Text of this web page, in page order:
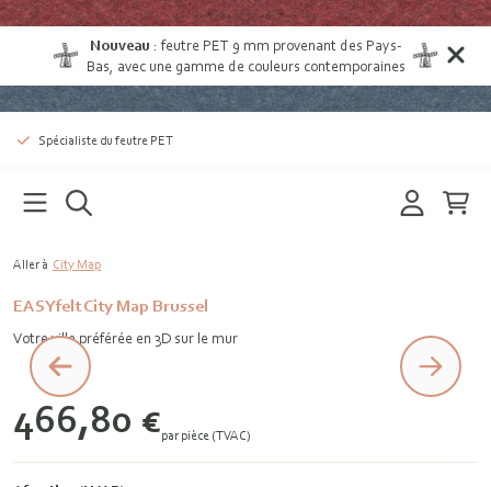
Nouveau :feutre PET 9 mm provenant des Pays-
Bas , avec une gamme de couleurs contemporaines
Spécialiste du feutre PET
Aller à City Map
EASYfelt City Map Brussel
Votre ville préférée en 3D sur le mur
466,80 €par pièce (TVAC)